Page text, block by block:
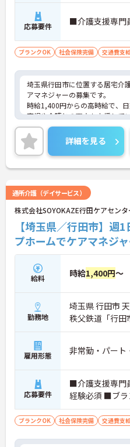
応募要件 ■介護支援専門
ブランクOK 社会保険完備 交通費支
埼玉県行田市に位置する居宅介
アマネジャーの募集です。
時給1,400円からの高時給で、
育児や介護との両立も支援して
両立を図りながら働きたい方に
ご興味のある方はご面接のポイ
のでお気軽にお問い合わせくだ
詳細を見る
通所介護（デイサービス）
株式会社SOYOKAZE行田ケアセン
【埼玉県／行田市】
プホームでケアマネジ
給料 時給1,400円～
勤務地
埼玉県 行田市
秩父鉄道「行田
雇用形態 非常勤・パート
応募要件
■介護支援専門
経験必須 ■ブラ
ブランクOK 社会保険完備 交通費支